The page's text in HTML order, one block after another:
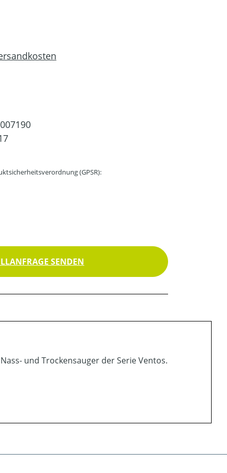
(GPSR):
SENDEN
und Trockensauger der Serie Ventos.